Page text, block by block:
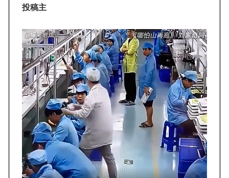
となんだ」満点なのに二度と起動しない理由…
る？」日本「納豆」
▶ 海外「日本人はなんて気高いんだ！」 英高級紙も驚愕
した極限の中の日本人の姿に世界が衝撃
▶ ストーカーガチ勢は僅かな情報で垢特定出来るからね
▶
海外「全部日本の真似だったのか…」 日本の普通のテ
レビ番組が最新SNSの数十年先を行っていたと話題に
▶ 国際的な小咄 読者投稿 中小企業診断士受験者向けのIT
パスポート試験対策
▶ 韓国人「熊本地震で見る日本の土木技術の完全勝利をご
覧ください」→「これはすごいわ」「こういうのを見る
投稿主